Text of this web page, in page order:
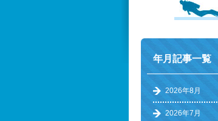
年月記事一覧
2026年8月
2026年7月